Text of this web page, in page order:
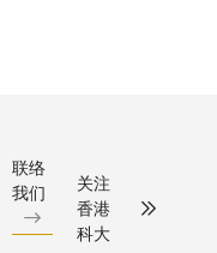
联络
我们
关注
香港
科大